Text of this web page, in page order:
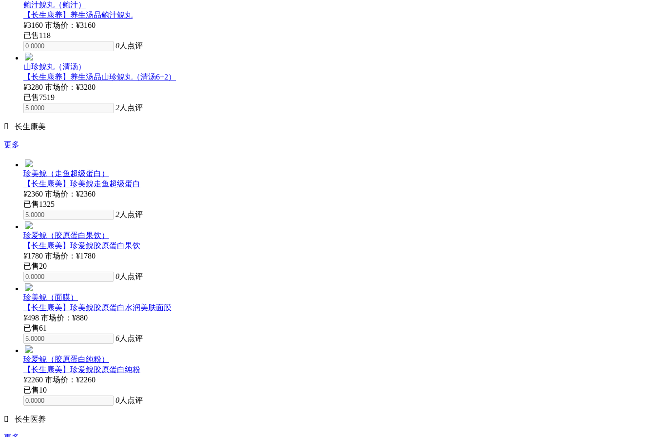
鲍汁鲵丸（鲍汁）
【长生康养】养生汤品鲍汁鲵丸
¥3160 市场价：¥3160
已售118
0人点评
山珍鲵丸（清汤）
【长生康养】养生汤品山珍鲵丸（清汤6+2）
¥3280 市场价：¥3280
已售7519
2人点评
 长生康美
更多
珍美鲵（走鱼超级蛋白）
【长生康美】珍美鲵走鱼超级蛋白
¥2360 市场价：¥2360
已售1325
2人点评
珍爱鲵（胶原蛋白果饮）
【长生康美】珍爱鲵胶原蛋白果饮
¥1780 市场价：¥1780
已售20
0人点评
珍美鲵（面膜）
【长生康美】珍美鲵胶原蛋白水润美肤面膜
¥498 市场价：¥880
已售61
6人点评
珍爱鲵（胶原蛋白纯粉）
【长生康美】珍爱鲵胶原蛋白纯粉
¥2260 市场价：¥2260
已售10
0人点评
 长生医养